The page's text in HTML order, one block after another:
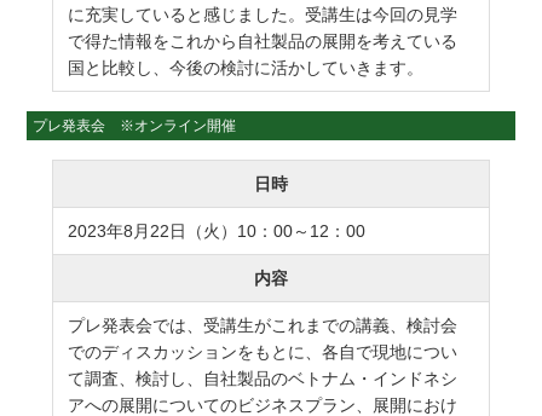
に充実していると感じました。受講生は今回の見学
で得た情報をこれから自社製品の展開を考えている
国と比較し、今後の検討に活かしていきます。
プレ発表会 ※オンライン開催
日時
2023年8月22日（火）10：00～12：00
内容
プレ発表会では、受講生がこれまでの講義、検討会
でのディスカッションをもとに、各自で現地につい
て調査、検討し、自社製品のベトナム・インドネシ
アへの展開についてのビジネスプラン、展開におけ